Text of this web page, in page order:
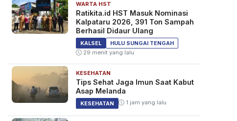
WARTA HST
Ratikita.id HST Masuk Nominasi
Kalpataru 2026, 391 Ton Sampah
Berhasil Didaur Ulang
KALSEL
HULU SUNGAI TENGAH
29 menit yang lalu
KESEHATAN
Tips Sehat Jaga Imun Saat Kabut
Asap Melanda
KESEHATAN 1 jam yang lalu